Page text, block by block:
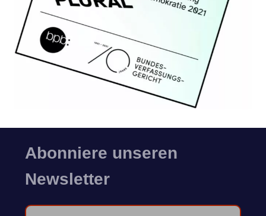
Abonniere unseren
Newsletter